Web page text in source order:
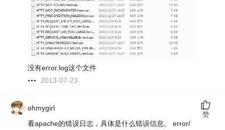
没有error.log这个文件
2013-07-23
ohmygirl
看apache的错误日志，具体是什么错误信息。 error/
赞